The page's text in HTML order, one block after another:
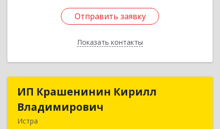
Отправить заявку
Показать контакты
Отправить заявку
Назад
ИП Крашенинин Кирилл
Владимирович
Истра
ИП Крашенинин Кирилл